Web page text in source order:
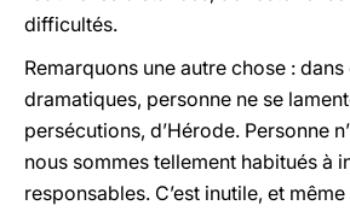
difficultés.
Remarquons une autre chose :
dramatiques, personne ne se
persécutions, d’Hérode. Personne
nous sommes tellement habitués à
responsables. C’est inutile, et